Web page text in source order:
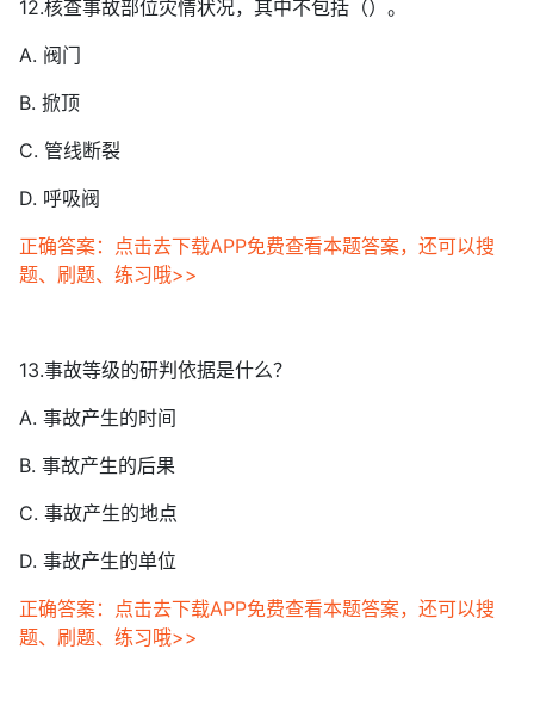
12.核查事故部位灾情状况，其中不包括（）。
A. 阀门
B. 掀顶
C. 管线断裂
D. 呼吸阀
正确答案：点击去下载APP免费查看本题答案，还可以搜
题、刷题、练习哦>>
13.事故等级的研判依据是什么？
A. 事故产生的时间
B. 事故产生的后果
C. 事故产生的地点
D. 事故产生的单位
正确答案：点击去下载APP免费查看本题答案，还可以搜
题、刷题、练习哦>>